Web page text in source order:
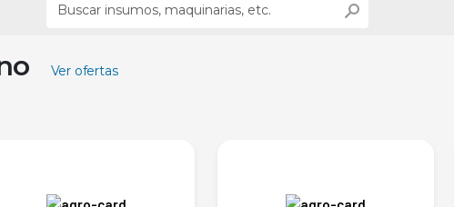
Ver ofertas